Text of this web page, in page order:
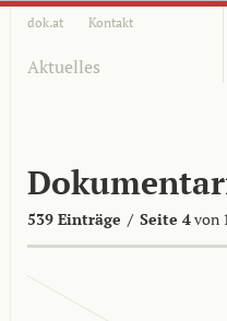
dok.at Kontakt
Aktuelles
539 Einträge / Seite 4von